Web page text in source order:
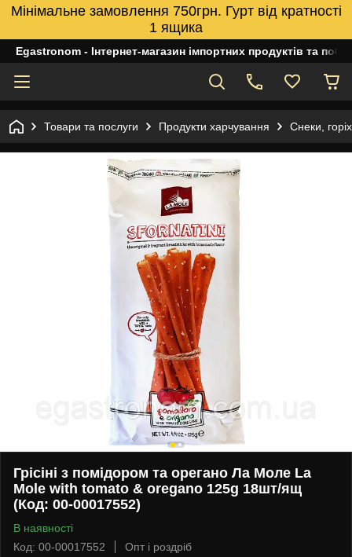
Мінімальне замовлення 750грн. Гурт від кратності
1 ящика
Egastronom - Інтернет-магазин імпортних продуктів та
Товари та послуги Продукти харчування Снеки,
Грісіні з помідором та орегано Ла Моле La
Mole with tomato & oregano 125g 18шт/ящ
(Код: 00-00017552)
В наявності
Код: 00-00017552
Опт і роздріб